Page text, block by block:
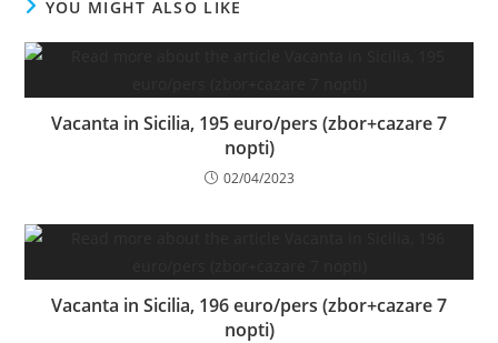
YOU MIGHT ALSO LIKE
Vacanta in Sicilia, 195 euro/pers (zbor+cazare 7
nopti)
02/04/2023
Vacanta in Sicilia, 196 euro/pers (zbor+cazare 7
nopti)